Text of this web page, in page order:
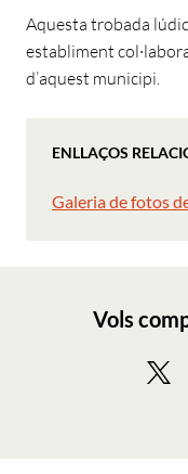
Aquesta trobada
establiment
d’aquest municipi.
ENLLAÇOS
Galeria de fotos
Vols